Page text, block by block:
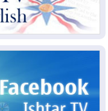
2026-08-07الاستخبارات
قد يختبر تماسك الناتو بهجوم
نيجيرفان
"إدارة الدولة": أكدنا دعم تنفيذ
الحكومي وأهمية حصر السلاح